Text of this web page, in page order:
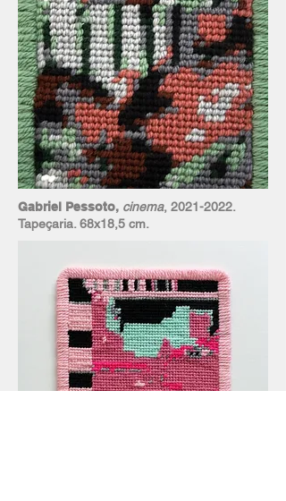
Gabriel Pessoto, cinema, 2021-2022.
Tapeçaria. 68x18,5 cm.